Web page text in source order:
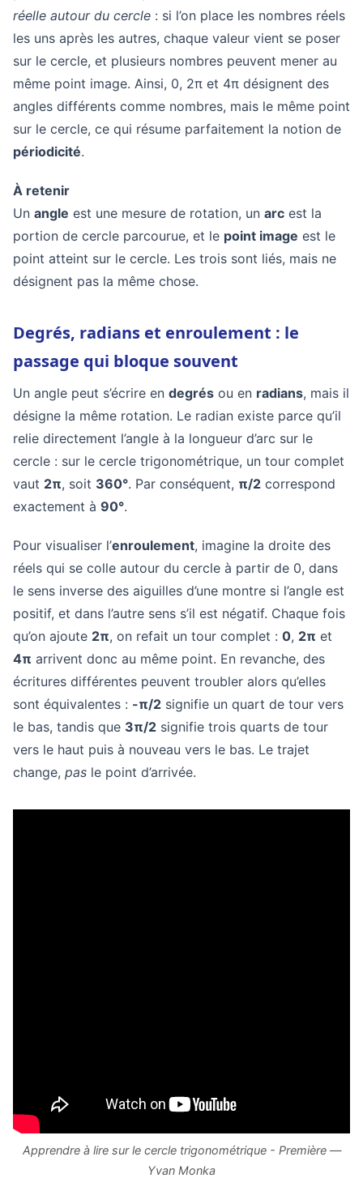
réelle autour du cercle : si l’on place les nombres réels
les uns après les autres, chaque valeur vient se poser
sur le cercle, et plusieurs nombres peuvent mener au
même point image. Ainsi, 0, 2π et 4π désignent des
angles différents comme nombres, mais le même point
sur le cercle, ce qui résume parfaitement la notion de
périodicité.
À retenir
Un angle est une mesure de rotation, un arc est la
portion de cercle parcourue, et le point image est le
point atteint sur le cercle. Les trois sont liés, mais ne
désignent pas la même chose.
Degrés, radians et enroulement : le
passage qui bloque souvent
Un angle peut s’écrire en degrés ou en radians, mais il
désigne la même rotation. Le radian existe parce qu’il
relie directement l’angle à la longueur d’arc sur le
cercle : sur le cercle trigonométrique, un tour complet
vaut 2π, soit 360°. Par conséquent, π/2 correspond
exactement à 90°.
Pour visualiser l’enroulement, imagine la droite des
réels qui se colle autour du cercle à partir de 0, dans
le sens inverse des aiguilles d’une montre si l’angle est
positif, et dans l’autre sens s’il est négatif. Chaque fois
qu’on ajoute 2π, on refait un tour complet : 0, 2π et
4π arrivent donc au même point. En revanche, des
écritures différentes peuvent troubler alors qu’elles
sont équivalentes : -π/2 signifie un quart de tour vers
le bas, tandis que 3π/2 signifie trois quarts de tour
vers le haut puis à nouveau vers le bas. Le trajet
change, pas le point d’arrivée.
Apprendre à lire sur le cercle trigonométrique - Première —
Yvan Monka